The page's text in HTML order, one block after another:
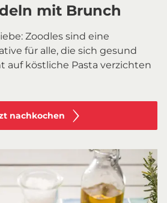
mit Brunch
Zoodles sind eine
für alle, die sich gesund
auf köstliche Pasta verzichten
nachkochen